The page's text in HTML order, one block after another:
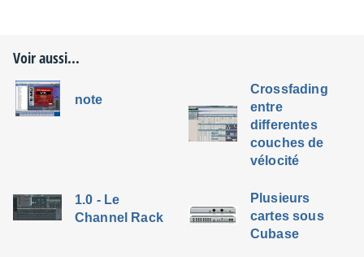
Voir aussi...
note
Crossfading
entre
differentes
couches de
vélocité
1.0 - Le
Channel Rack
Plusieurs
cartes sous
Cubase